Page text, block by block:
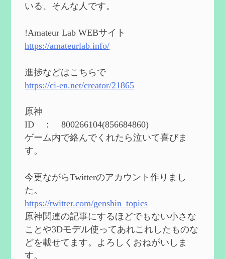
2024/05/12
能と3凸までを更新
2024/05/11
eを3BBB化してみた
2024/04/26
能と3凸まで
2024/04/03
第４８回 ヌヴィレットの性能と凸比較
更新
2024/2/10
能 それぞれの強みなどを作成
2024/2/04
第５２回 璃月精鋭狩ルート【沈玉の谷
編】を作成
2024/1/25
Ultimate Trainerの使い方【RE2】を作成
2024/1/23
いる、そんな人です。
!Amateur Lab WEBサイト
https://amateurlab.info/
進捗などはこちらで
https://ci-en.net/creator/21865
原神
ID ： 800266104(856684860)
ゲーム内で絡んでくれたら泣いて喜びま
す。
今更ながらTwitterのアカウント作りまし
た。
https://twitter.com/genshin_topics
原神関連の記事にするほどでもない小さな
ことや3Dモデル使ってあれこれしたものな
どを載せてます。よろしくおねがいしま
す。